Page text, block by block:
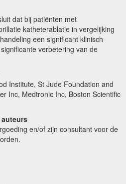
dat bij patiënten met
katheterablatie in vergelijking
een significant klinisch
verbetering van de
Institute, St Jude Foundation and
Inc, Medtronic Inc, Boston Scientific
en/of zijn consultant voor de